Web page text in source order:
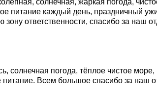
солнечная, жаркая погода,
питание каждый день, праздничный
зону ответственности, спасибо за наш
солнечная погода, тёплое чистое
питание. Всем большое спасибо за наш